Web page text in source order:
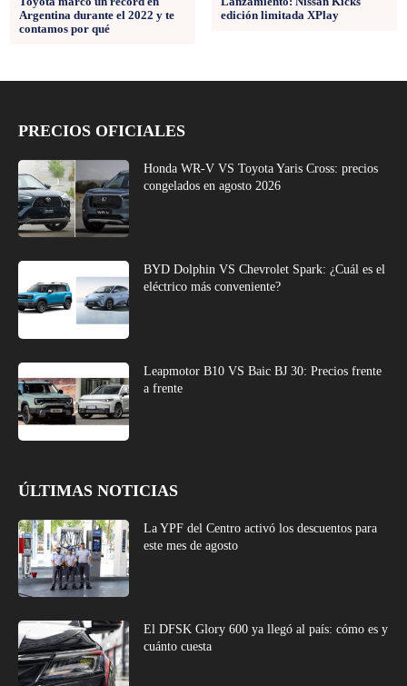
Argentina durante el 2022 y te
contamos por qué
edición limitada XPlay
PRECIOS OFICIALES
Honda WR-V VS Toyota Yaris Cross: precios
congelados en agosto 2026
BYD Dolphin VS Chevrolet Spark: ¿Cuál es el
eléctrico más conveniente?
Leapmotor B10 VS Baic BJ 30: Precios frente
a frente
ÚLTIMAS NOTICIAS
La YPF del Centro activó los descuentos para
este mes de agosto
El DFSK Glory 600 ya llegó al país: cómo es y
cuánto cuesta